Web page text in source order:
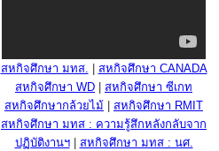
สหกิจศึกษา มทส.
สหกิจศึกษา CANADA
สหกิจศึกษา WD
สหกิจศึกษา ซีเกท
สหกิจศึกษากล้วยไม้
สหกิจศึกษา RMIT
สหกิจศึกษา มทส : ความรู้สึกหลังกลับจาก
ปฏิบัติงานฯ| สหกิจศึกษา มทส : นศ.